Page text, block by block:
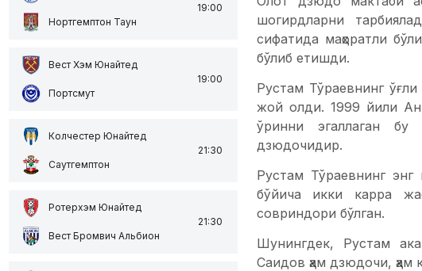
Нортгемптон Таун
19:00
Вест Хэм Юнайтед
Портсмут
19:00
Колчестер Юнайтед
Саутгемптон
21:30
Ротерхэм Юнайтед
Вест Бромвич Альбион
21:30
шогирдларни
сифатида маҳоратли
бўлиб етишди.
Рустам Тўраевнинг
жой олди. 1999 йили
ўринни эгаллаган бу
дзюдочидир.
Рустам Тўраевнинг энг
бўйича икки карра
совриндори бўлган.
Шунингдек, Рустам
Саидов ҳам дзюдочи, ҳам